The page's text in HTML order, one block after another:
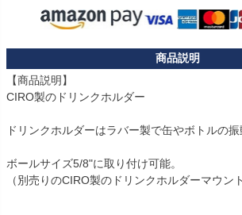
【商品説明】
CIRO製のドリンクホルダー
ドリンクホルダーはラバー製で缶やボトルの振
ボールサイズ5/8"に取り付け可能。
（別売りのCIRO製のドリンクホルダーマウン